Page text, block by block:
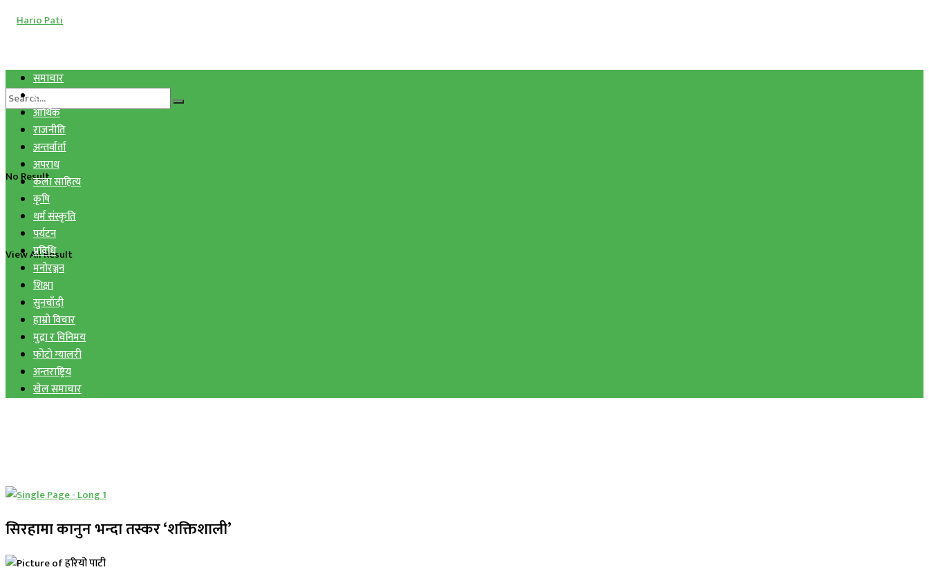
No Result
View All Result
समाचार
स्वास्थ्य
आर्थिक
राजनीति
अन्तर्वार्ता
अपराध
कला साहित्य
कृषि
धर्म संस्कृति
पर्यटन
प्रविधि
मनोरञ्जन
शिक्षा
सुनचाँदी
हाम्रो विचार
मुद्रा र विनिमय
फोटो ग्यालरी
अन्तराष्ट्रिय
खेल समाचार
सिरहामा कानुन भन्दा तस्कर ‘शक्तिशाली’